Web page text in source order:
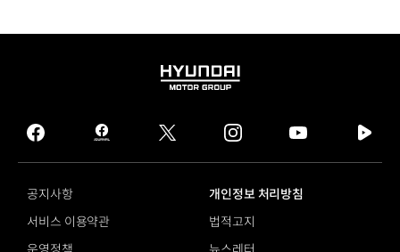
HYUNDAI
GROUP
facebook
hmg
journal
twitter instagram
tv
공지사항
개인정보 처리방침
서비스 이용약관
법적고지